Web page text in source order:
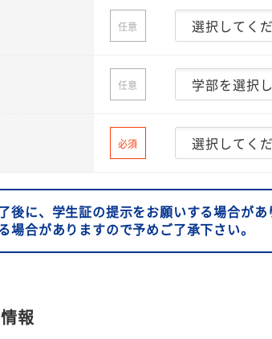
任意
任意
必須
後に、学生証の提示をお願いする場合が
場合がありますので予めご了承下さい。
報